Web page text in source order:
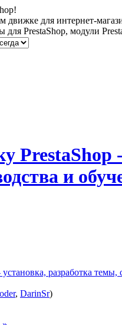
для интернет-
для PrestaShop, модули
разработка темы,
, DarinSr)